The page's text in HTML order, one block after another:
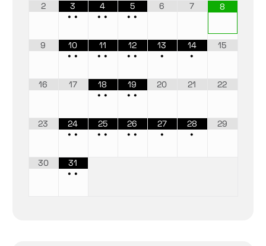
2
3
••
4
••
5
••
6 7 8
9
10
••
11
••
12
••
13
•
14
•
15
16 17
18
••
19
••
20 21 22
23
24
••
25
••
26
••
27
•
28
•
29
30
31
••